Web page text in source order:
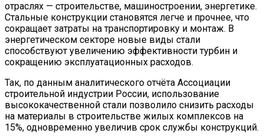
отраслях — строительстве, машиностроении, энергетике.
Стальные конструкции становятся легче и прочнее, что
сокращает затраты на транспортировку и монтаж. В
энергетическом секторе новые виды стали
способствуют увеличению эффективности турбин и
сокращению эксплуатационных расходов.
Так, по данным аналитического отчёта Ассоциации
строительной индустрии России, использование
высококачественной стали позволило снизить расходы
на материалы в строительстве жилых комплексов на
15%, одновременно увеличив срок службы конструкций.